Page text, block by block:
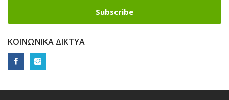
Subscribe
ΚΟΙΝΩΝΙΚΆ ΔΊΚΤΥΑ